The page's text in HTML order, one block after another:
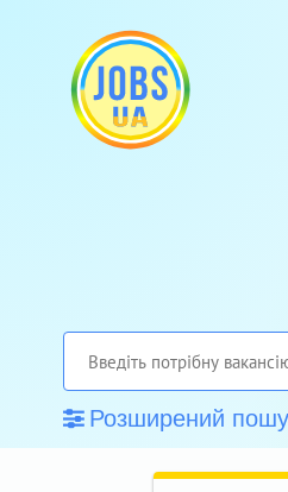
Розширений